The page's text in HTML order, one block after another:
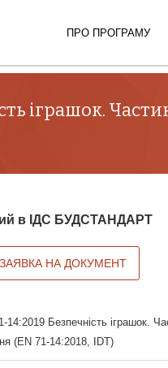
ПРО ПРОГРАМУ
іграшок.
в ІДС БУДСТАНДАРТ
ЗАЯВКА НА ДОКУМЕНТ
Безпечність іграшок.
(EN 71-14:2018, IDT)